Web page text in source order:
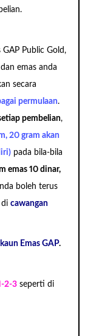
Public Gold,
dan emas anda
secara
permulaan.
pembelian,
20 gram akan
pada bila-bila
emas 10 dinar,
boleh terus
dicawangan
Emas GAP.
2-3 seperti di